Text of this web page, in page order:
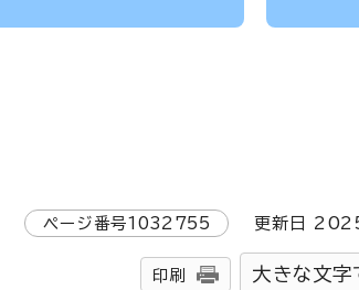
ページ番号1032755 更新日
印刷 大きな文字